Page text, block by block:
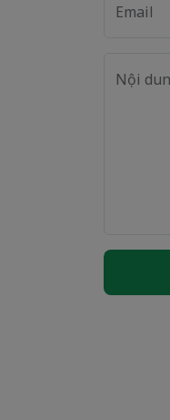
Email
Nội